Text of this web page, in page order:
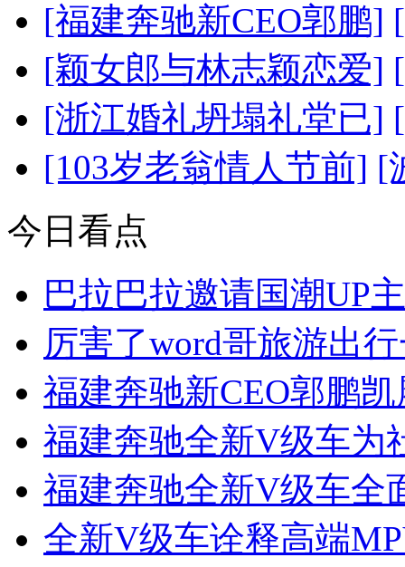
[福建奔驰新CEO郭鹏]
[颖女郎与林志颖恋爱]
[浙江婚礼坍塌礼堂已]
[103岁老翁情人节前] [
今日看点
巴拉巴拉邀请国潮UP
厉害了word哥旅游出
福建奔驰新CEO郭鹏
福建奔驰全新V级车为
福建奔驰全新V级车全
全新V级车诠释高端